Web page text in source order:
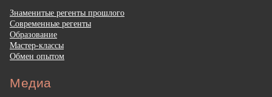
Знаменитые регенты прошлого
Современные регенты
Образование
Мастер-классы
Обмен опытом
Медиа